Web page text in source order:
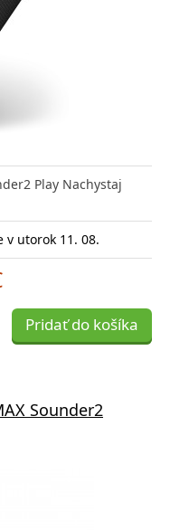
Play Nachystaj
v utorok 11. 08.
Pridať do košíka
Sounder2